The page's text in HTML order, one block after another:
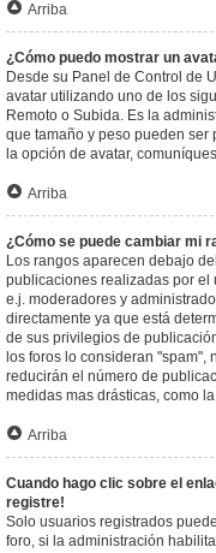
Arriba
¿Cómo puedo mostrar un
Desde su Panel de Control de
avatar utilizando uno de los
Remoto o Subida. Es la
que tamaño y peso pueden ser
la opción de avatar,
Arriba
¿Cómo se puede cambiar mi
Los rangos aparecen debajo
publicaciones realizadas por el
e.j. moderadores y
directamente ya que está
de sus privilegios de
los foros lo consideran
reducirán el número de
medidas mas drásticas, como
Arriba
Cuando hago clic sobre el
registre!
Solo usuarios registrados
foro, si la administración